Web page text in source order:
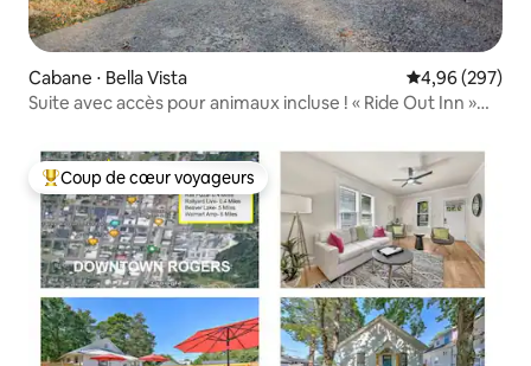
Cabane ⋅ Bella Vista Évaluation
4,96 (297)
Suite avec accès pour animaux incluse ! « Ride Out Inn »
Coups de cœur voyageurs les plus appréciés
Coup de cœur voyageurs